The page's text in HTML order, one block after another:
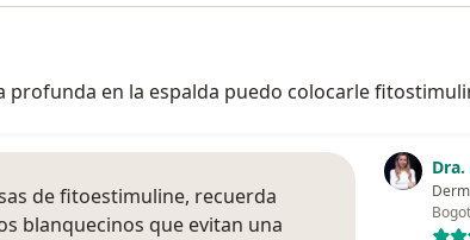
en la espalda puedo colocarle
de fitoestimuline, recuerda
blanquecinos que evitan una